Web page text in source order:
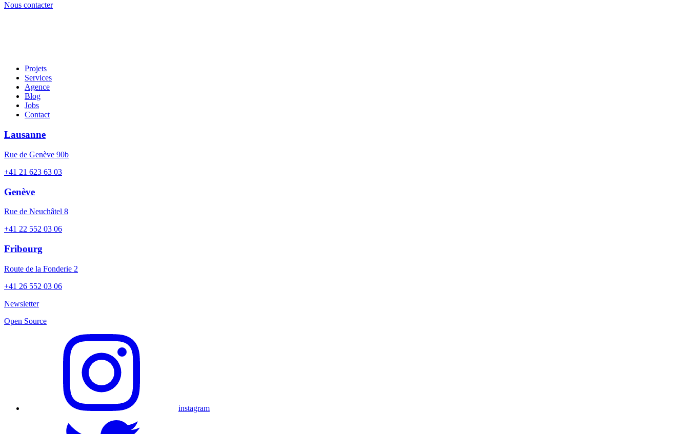
Nous contacter
Projets
Services
Agence
Blog
Jobs
Contact
Lausanne
Rue de Genève 90b
+41 21 623 63 03
Genève
Rue de Neuchâtel 8
+41 22 552 03 06
Fribourg
Route de la Fonderie 2
+41 26 552 03 06
Newsletter
Open Source
instagram